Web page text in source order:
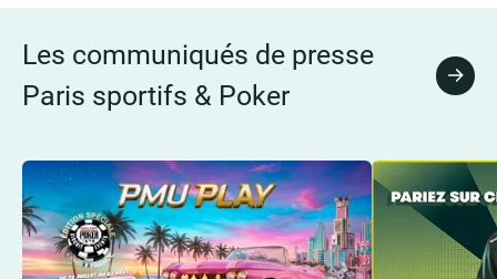
Les communiqués de presse
Paris sportifs & Poker
Tous